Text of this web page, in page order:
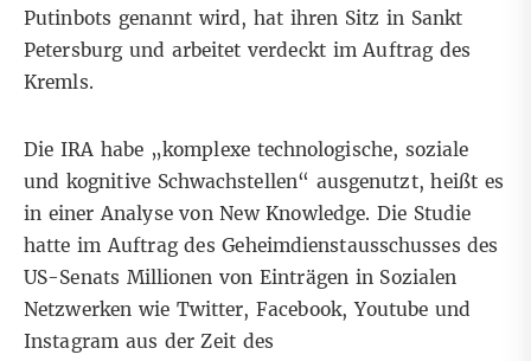
Putinbots genannt wird, hat ihren Sitz in Sankt
Petersburg und arbeitet verdeckt im Auftrag des
Kremls.
Die IRA habe „komplexe technologische, soziale
und kognitive Schwachstellen“ ausgenutzt, heißt es
in einerAnalyse von New Knowledge. Die Studie
hatte im Auftrag des Geheimdienstausschusses des
US-Senats Millionen von Einträgen in Sozialen
Netzwerken wie Twitter, Facebook, Youtube und
Instagram aus der Zeit des